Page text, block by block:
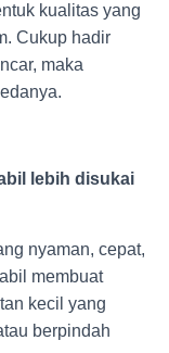
kualitas yang
Cukup hadir
maka
lebih disukai
nyaman, cepat,
membuat
kecil yang
berpindah